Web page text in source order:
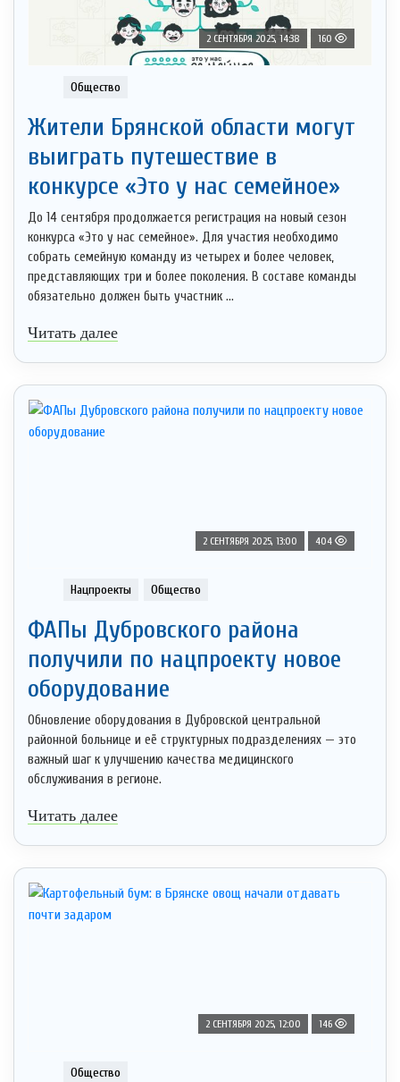
2 СЕНТЯБРЯ 2025, 14:38 160
Общество
Жители Брянской области могут
выиграть путешествие в
конкурсе «Это у нас семейное»
До 14 сентября продолжается регистрация на новый сезон
конкурса «Это у нас семейное». Для участия необходимо
собрать семейную команду из четырех и более человек,
представляющих три и более поколения. В составе команды
обязательно должен быть участник ...
Читать далее
2 СЕНТЯБРЯ 2025, 13:00 404
Нацпроекты Общество
ФАПы Дубровского района
получили по нацпроекту новое
оборудование
Обновление оборудования в Дубровской центральной
районной больнице и её структурных подразделениях — это
важный шаг к улучшению качества медицинского
обслуживания в регионе.
Читать далее
2 СЕНТЯБРЯ 2025, 12:00 146
Общество